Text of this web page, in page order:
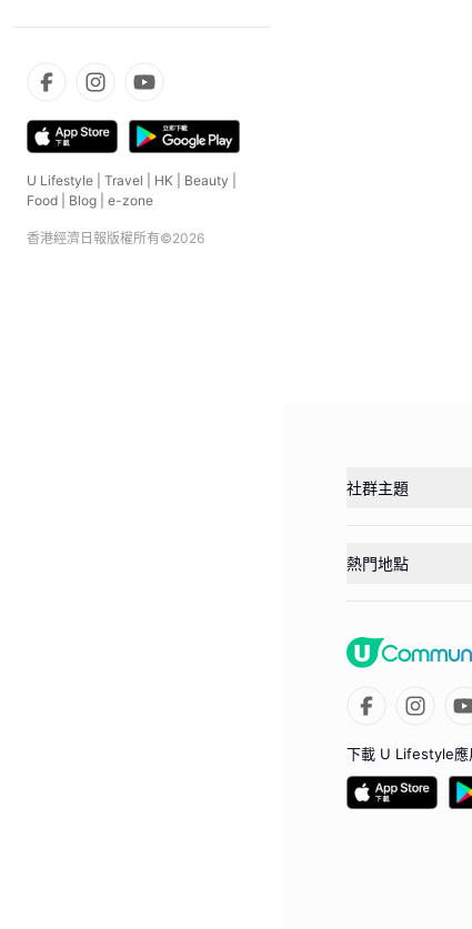
U Lifestyle Travel HK Beauty
Food
Blog e-zone
香港經濟日報版權所有©2026
社群主題
熱門地點
下載 U Lifestyle應